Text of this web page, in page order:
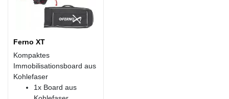
Ferno XT
Kompaktes
Immobilisationsboard aus
Kohlefaser
1x Board aus